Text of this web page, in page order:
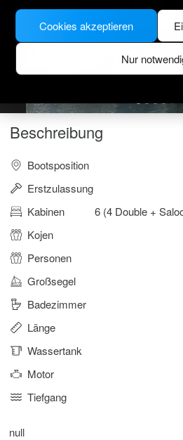
Beschreibung
Bootsposition
Erstzulassung
Kabinen
6 (4 Double +
Kojen
Personen
Großsegel
Badezimmer
Länge
Wassertank
Motor
Tiefgang
null
Nur
Cookies akzeptieren